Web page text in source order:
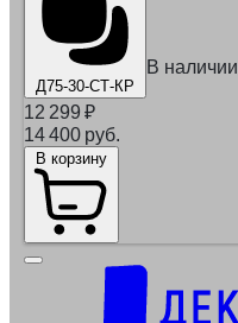
Д75-30-СТ-КР
В наличии
12 299 ₽
14 400 руб.